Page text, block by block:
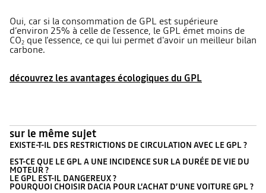
Oui, car si la consommation de GPL est supérieure
d’environ 25% à celle de l’essence, le GPL émet moins de
CO2 que l’essence, ce qui lui permet d'avoir un meilleur bilan
carbone.
découvrez les avantages écologiques du GPL
sur le même sujet
EXISTE-T-IL DES RESTRICTIONS DE CIRCULATION AVEC LE GPL ?
EST-CE QUE LE GPL A UNE INCIDENCE SUR LA DURÉE DE VIE DU
MOTEUR ?
LE GPL EST-IL DANGEREUX ?
POURQUOI CHOISIR DACIA POUR L’ACHAT D’UNE VOITURE GPL ?